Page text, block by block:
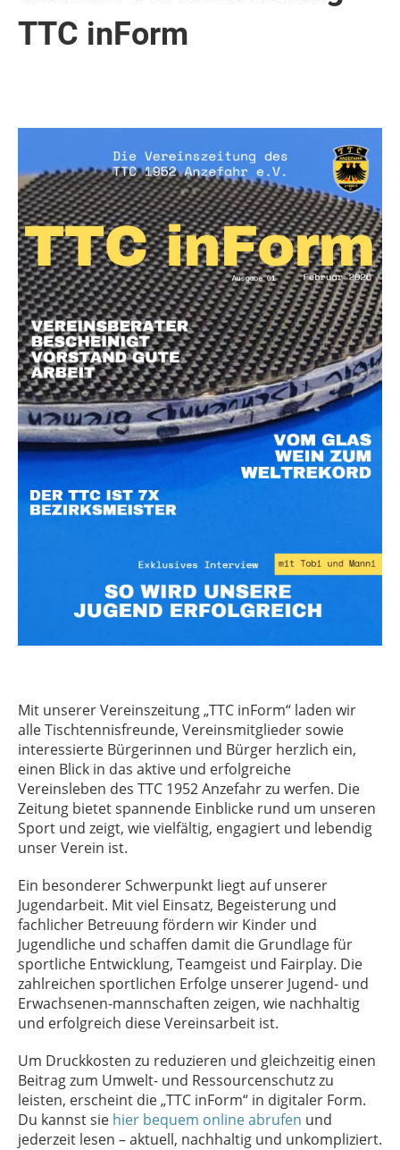
TTC inForm
Mit unserer Vereinszeitung „TTC inForm“ laden wir
alle Tischtennisfreunde, Vereinsmitglieder sowie
interessierte Bürgerinnen und Bürger herzlich ein,
einen Blick in das aktive und erfolgreiche
Vereinsleben des TTC 1952 Anzefahr zu werfen. Die
Zeitung bietet spannende Einblicke rund um unseren
Sport und zeigt, wie vielfältig, engagiert und lebendig
unser Verein ist.
Ein besonderer Schwerpunkt liegt auf unserer
Jugendarbeit. Mit viel Einsatz, Begeisterung und
fachlicher Betreuung fördern wir Kinder und
Jugendliche und schaffen damit die Grundlage für
sportliche Entwicklung, Teamgeist und Fairplay. Die
zahlreichen sportlichen Erfolge unserer Jugend- und
Erwachsenen-mannschaften zeigen, wie nachhaltig
und erfolgreich diese Vereinsarbeit ist.
Um Druckkosten zu reduzieren und gleichzeitig einen
Beitrag zum Umwelt- und Ressourcenschutz zu
leisten, erscheint die „TTC inForm“ in digitaler Form.
Du kannst sie hier bequem online abrufen und
jederzeit lesen – aktuell, nachhaltig und unkompliziert.